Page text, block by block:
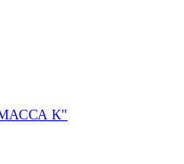
"МАССА К"